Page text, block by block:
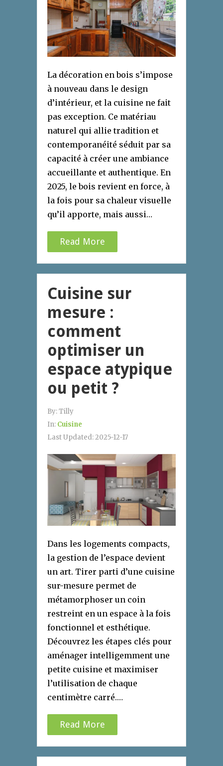
La décoration en bois s’impose
à nouveau dans le design
d’intérieur, et la cuisine ne fait
pas exception. Ce matériau
naturel qui allie tradition et
contemporanéité séduit par sa
capacité à créer une ambiance
accueillante et authentique. En
2025, le bois revient en force, à
la fois pour sa chaleur visuelle
qu’il apporte, mais aussi…
Read More
Cuisine sur
mesure :
comment
optimiser un
espace atypique
ou petit ?
By:Tilly
In: Cuisine
Last Updated:2025-12-17
Dans les logements compacts,
la gestion de l’espace devient
un art. Tirer parti d’une cuisine
sur-mesure permet de
métamorphoser un coin
restreint en un espace à la fois
fonctionnel et esthétique.
Découvrez les étapes clés pour
aménager intelligemment une
petite cuisine et maximiser
l’utilisation de chaque
centimètre carré.…
Read More